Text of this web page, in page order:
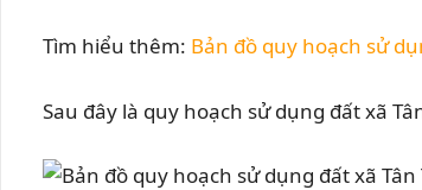
Tìm hiểu thêm: Bản đồ quy hoạch sử
Sau đây là quy hoạch sử dụng đất xã